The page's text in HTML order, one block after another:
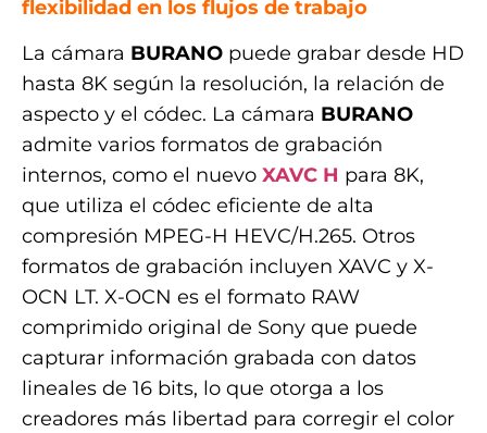
flexibilidad en los flujos de trabajo
La cámara BURANO puede grabar desde HD
hasta 8K según la resolución, la relación de
aspecto y el códec. La cámara BURANO
admite varios formatos de grabación
internos, como el nuevo XAVC H para 8K,
que utiliza el códec eficiente de alta
compresión MPEG-H HEVC/H.265. Otros
formatos de grabación incluyen XAVC y X-
OCN LT. X-OCN es el formato RAW
comprimido original de Sony que puede
capturar información grabada con datos
lineales de 16 bits, lo que otorga a los
creadores más libertad para corregir el color